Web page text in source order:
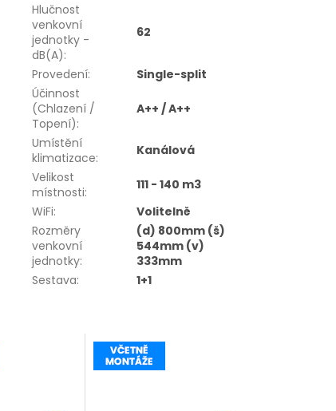
Hlučnost
venkovní
jednotky -
dB(A):
62
Provedení:
Single-split
Účinnost
(Chlazení /
Topení):
A++ / A++
Umístění
klimatizace:
Kanálová
Velikost
místnosti:
111 - 140 m3
WiFi:
Volitelně
Rozměry
venkovní
jednotky:
(d) 800mm (š)
544mm (v)
333mm
Sestava: 1+1